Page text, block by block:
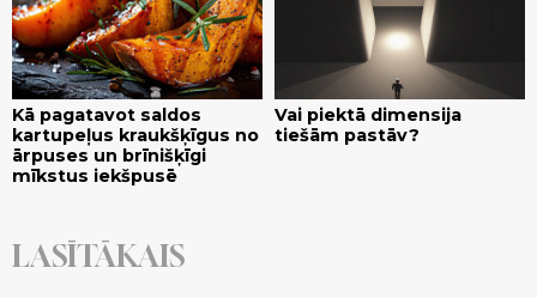
Kā pagatavot saldos
kartupeļus kraukšķīgus no
ārpuses un brīnišķīgi
mīkstus iekšpusē
Vai piektā dimensija
tiešām pastāv?
LASĪTĀKAIS